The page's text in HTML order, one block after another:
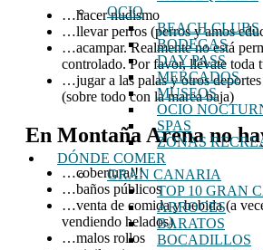
OCIO
BEACH CLUBS
BODEGAS
DAY PASS
MERCADOS
MUSEOS
OCIO
SPAS
ZONAS
DÓNDE COMER
GRAN CANARIA
TOP 10 GRAN
ARROCES
BARATOS
BOCADILLOS
…hacer nudismo
…llevar perros (perros y amos
…acampar. Realmente no está
controlado. Por favor, llévate toda
…jugar a las palas y otros
(sobre todo con la marea baja)
En Montaña Arena no
…cobertura!!!
…baños públicos
…venta de comida y bebida (a
vendiendo helados)
…malos rollos